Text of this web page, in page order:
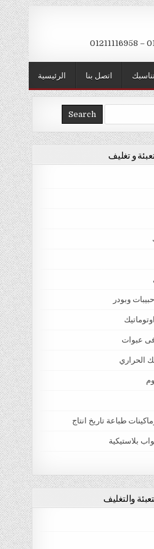
الرئيسية اتصل بنا
و تغليف
وبودر
فى عبوات
الحراري
طباعة تاريخ انتاج
بلاستيكية
والتغليف